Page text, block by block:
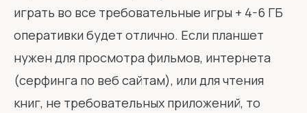
играть во все требовательные игры + 4-6 ГБ
оперативки будет отлично. Если планшет
нужен для просмотра фильмов, интернета
(серфинга по веб сайтам), или для чтения
книг, не требовательных приложений, то